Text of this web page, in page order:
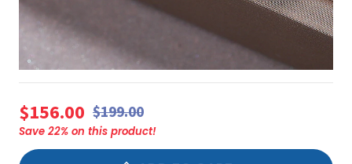
$156.00 $199.00
Save 22% on this product!